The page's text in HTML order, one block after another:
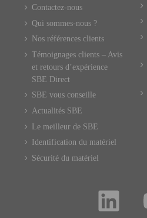
Contactez-nous
Qui sommes-nous ?
Nos références clients
Témoignages clients – Avis
et retours d’expérience
SBE Direct
SBE vous conseille
Actualités SBE
Le meilleur de SBE
Identification du matériel
Sécurité du matériel